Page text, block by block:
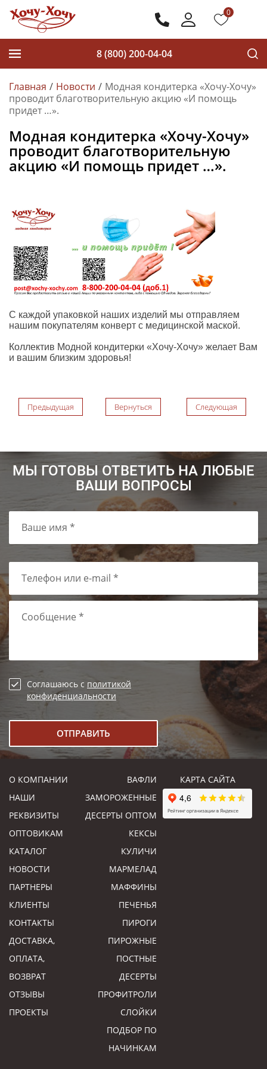
0
8 (800) 200-04-04
Главная Новости
Модная кондитерка «Хочу-Хочу»
проводит благотворительную акцию «И помощь
придет …».
Модная кондитерка «Хочу-Хочу»
проводит благотворительную
акцию «И помощь придет …».
С каждой упаковкой наших изделий мы отправляем
нашим покупателям конверт с медицинской маской.
Коллектив Модной кондитерки «Хочу-Хочу» желает Вам
и вашим близким здоровья!
Предыдущая Вернуться Следующая
МЫ ГОТОВЫ ОТВЕТИТЬ НА ЛЮБЫЕ
ВАШИ ВОПРОСЫ
Ваше имя *
Телефон или e-mail *
Сообщение *
Соглашаюсь с политикой
конфиденциальности
О КОМПАНИИ
НАШИ
РЕКВИЗИТЫ
ОПТОВИКАМ
КАТАЛОГ
НОВОСТИ
ПАРТНЕРЫ
КЛИЕНТЫ
КОНТАКТЫ
ДОСТАВКА,
ОПЛАТА,
ВОЗВРАТ
ОТЗЫВЫ
ПРОЕКТЫ
ВАФЛИ
ЗАМОРОЖЕННЫЕ
ДЕСЕРТЫ ОПТОМ
КЕКСЫ
КУЛИЧИ
МАРМЕЛАД
МАФФИНЫ
ПЕЧЕНЬЯ
ПИРОГИ
ПИРОЖНЫЕ
ПОСТНЫЕ
ДЕСЕРТЫ
ПРОФИТРОЛИ
СЛОЙКИ
ПОДБОР ПО
НАЧИНКАМ
КАРТА САЙТА